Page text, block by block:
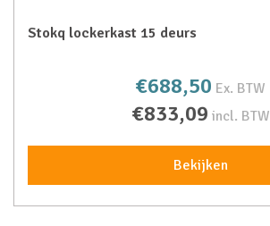
Stokq lockerkast 15 deurs
€688,50 Ex. BTW
€833,09 incl. BTW
Bekijken